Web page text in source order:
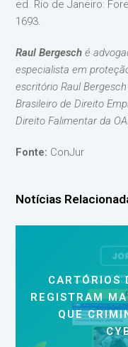
ed. Rio de Janeiro:
1693.
Raul Bergesch é
especialista em
escritório Raul
Brasileiro de Direito
Direito Falimentar da
Fonte: ConJur
Notícias
CARTÓRIOS
REGISTRAM
QUE